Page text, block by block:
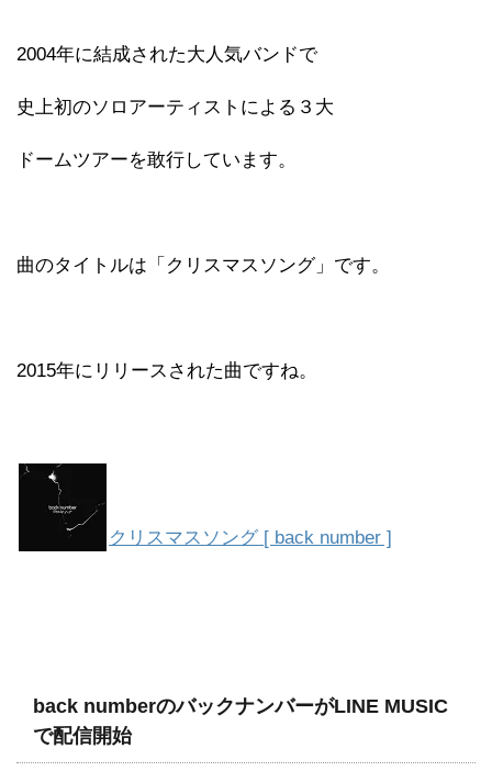
2004年に結成された大人気バンドで
史上初のソロアーティストによる３大
ドームツアーを敢行しています。
曲のタイトルは「クリスマスソング」です。
2015年にリリースされた曲ですね。
クリスマスソング [ back number ]
back numberのバックナンバーがLINE MUSIC
で配信開始